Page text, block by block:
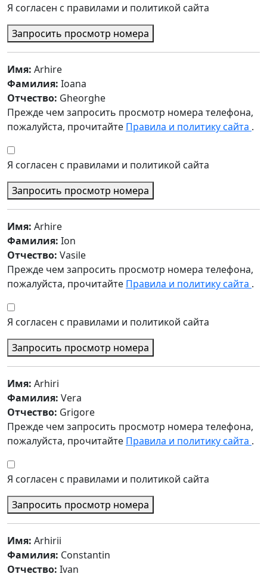
Я согласен с правилами и политикой сайта
Запросить просмотр номера
Имя: Arhire
Фамилия: Ioana
Отчество: Gheorghe
Прежде чем запросить просмотр номера телефона,
пожалуйста, прочитайте Правила и политику сайта .
Я согласен с правилами и политикой сайта
Запросить просмотр номера
Имя: Arhire
Фамилия: Ion
Отчество: Vasile
Прежде чем запросить просмотр номера телефона,
пожалуйста, прочитайте Правила и политику сайта .
Я согласен с правилами и политикой сайта
Запросить просмотр номера
Имя: Arhiri
Фамилия: Vera
Отчество: Grigore
Прежде чем запросить просмотр номера телефона,
пожалуйста, прочитайте Правила и политику сайта .
Я согласен с правилами и политикой сайта
Запросить просмотр номера
Имя: Arhirii
Фамилия: Constantin
Отчество: Ivan